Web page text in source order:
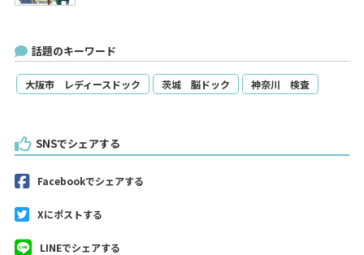
話題のキーワード
大阪市 レディースドック 茨城 脳ドック 神奈川 検査
SNSでシェアする
Facebookでシェアする
Xにポストする
LINEでシェアする